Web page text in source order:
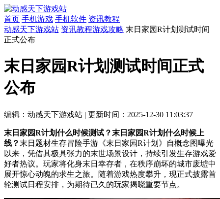
首页 手机游戏 手机软件 资讯教程
动感天下游戏站 资讯教程游戏攻略 末日家园R计划测试时间
正式公布
末日家园R计划测试时间正式
公布
编辑：动感天下游戏站 | 更新时间：2025-12-30 11:03:37
末日家园R计划什么时候测试？末日家园R计划什么时候上
线？ 末日题材生存冒险手游《末日家园R计划》自概念图曝光
以来，凭借其极具张力的末世场景设计，持续引发生存游戏爱
好者热议。玩家将化身末日幸存者，在秩序崩坏的城市废墟中
展开惊心动魄的求生之旅。随着游戏热度攀升，现正式披露首
轮测试日程安排，为期待已久的玩家揭晓重要节点。